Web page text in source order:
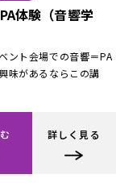
PA体験（音響学
ント会場での音響＝PA
味があるならこの講
詳しく見る